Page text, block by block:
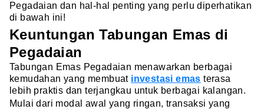
Pegadaian dan hal-hal penting yang perlu diperhatikan
di bawah ini!
Keuntungan Tabungan Emas di
Pegadaian
Tabungan Emas Pegadaian menawarkan berbagai
kemudahan yang membuat investasi emas terasa
lebih praktis dan terjangkau untuk berbagai kalangan.
Mulai dari modal awal yang ringan, transaksi yang